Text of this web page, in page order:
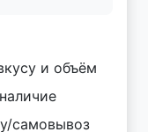
и объём
самовывоз